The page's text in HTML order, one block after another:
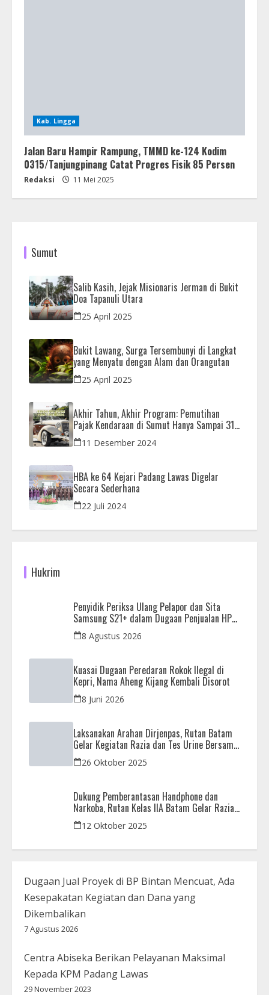
Kab. Lingga
Jalan Baru Hampir Rampung, TMMD ke-124 Kodim
0315/Tanjungpinang Catat Progres Fisik 85 Persen
Redaksi 11 Mei 2025
Sumut
Salib Kasih, Jejak Misionaris Jerman di Bukit
Doa Tapanuli Utara
25 April 2025
Bukit Lawang, Surga Tersembunyi di Langkat
yang Menyatu dengan Alam dan Orangutan
25 April 2025
Akhir Tahun, Akhir Program: Pemutihan
Pajak Kendaraan di Sumut Hanya Sampai 31
Desember
11 Desember 2024
HBA ke 64 Kejari Padang Lawas Digelar
Secara Sederhana
22 Juli 2024
Hukrim
Penyidik Periksa Ulang Pelapor dan Sita
Samsung S21+ dalam Dugaan Penjualan HP
Ilegal di Nagoya Hill
8 Agustus 2026
Kuasai Dugaan Peredaran Rokok Ilegal di
Kepri, Nama Aheng Kijang Kembali Disorot
8 Juni 2026
Laksanakan Arahan Dirjenpas, Rutan Batam
Gelar Kegiatan Razia dan Tes Urine Bersama
APH26 Oktober 2025
Dukung Pemberantasan Handphone dan
Narkoba, Rutan Kelas IIA Batam Gelar Razia
Bersama Aparat Penegak Hukum
12 Oktober 2025
Dugaan Jual Proyek di BP Bintan Mencuat, Ada
Kesepakatan Kegiatan dan Dana yang
Dikembalikan
7 Agustus 2026
Centra Abiseka Berikan Pelayanan Maksimal
Kepada KPM Padang Lawas
29 November 2023